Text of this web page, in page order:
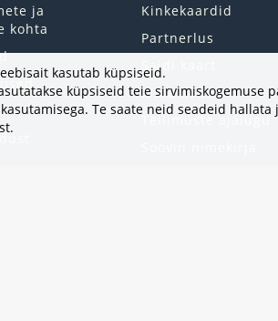
ja
kohta
Kinkekaardid
Partnerlus
Saidi kaart
Minu konto
Tellimuste ajalugu
kasutab küpsiseid.
küpsiseid teie sirvimiskogemuse
Te saate neid seadeid
.